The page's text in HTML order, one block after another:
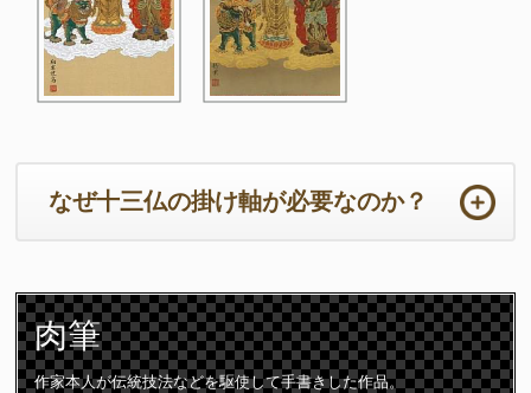
なぜ十三仏の掛け軸が必要なのか？
かと存じます。法要の本来の目的において重要なのは供養するため
のご住職の読経や仏壇です。仏壇周りは一番大切な所となります。
ご住職はじめ参列者が注目される場所となりますので仏壇仏具や床
の間の掛け軸は特に配慮が必要となります。
肉筆
作家本人が伝統技法などを駆使して手書きした作品。